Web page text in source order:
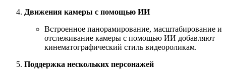
Движения камеры с помощью ИИ
Встроенное панорамирование, масштабирование и
отслеживание камеры с помощью ИИ добавляют
кинематографический стиль видеороликам.
Поддержка нескольких персонажей